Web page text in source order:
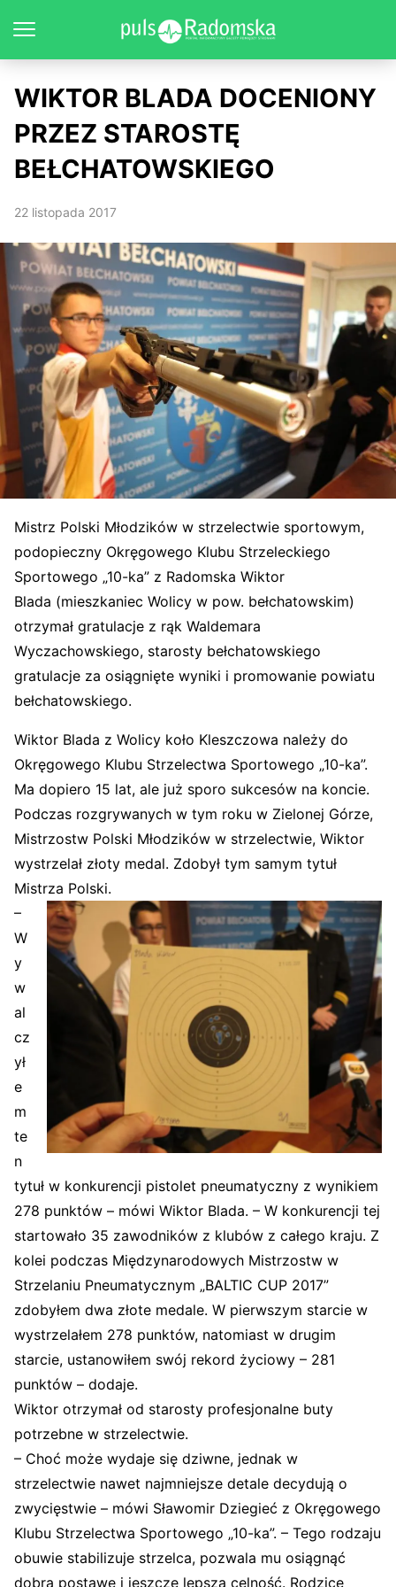
WIKTOR BLADA DOCENIONY
PRZEZ STAROSTĘ
BEŁCHATOWSKIEGO
22 listopada 2017
Mistrz Polski Młodzików w strzelectwie sportowym,
podopieczny Okręgowego Klubu Strzeleckiego
Sportowego „10-ka” z Radomska Wiktor
Blada (mieszkaniec Wolicy w pow. bełchatowskim)
otrzymał gratulacje z rąk Waldemara
Wyczachowskiego, starosty bełchatowskiego
gratulacje za osiągnięte wyniki i promowanie powiatu
bełchatowskiego.
Wiktor Blada z Wolicy koło Kleszczowa należy do
Okręgowego Klubu Strzelectwa Sportowego „10-ka”.
Ma dopiero 15 lat, ale już sporo sukcesów na koncie.
Podczas rozgrywanych w tym roku w Zielonej Górze,
Mistrzostw Polski Młodzików w strzelectwie, Wiktor
wystrzelał złoty medal. Zdobył tym samym tytuł
Mistrza Polski.
–
W
y
w
al
cz
ył
e
m
te
n
tytuł w konkurencji pistolet pneumatyczny z wynikiem
278 punktów – mówi Wiktor Blada. – W konkurencji tej
startowało 35 zawodników z klubów z całego kraju. Z
kolei podczas Międzynarodowych Mistrzostw w
Strzelaniu Pneumatycznym „BALTIC CUP 2017”
zdobyłem dwa złote medale. W pierwszym starcie w
wystrzelałem 278 punktów, natomiast w drugim
starcie, ustanowiłem swój rekord życiowy – 281
punktów – dodaje.
Wiktor otrzymał od starosty profesjonalne buty
potrzebne w strzelectwie.
– Choć może wydaje się dziwne, jednak w
strzelectwie nawet najmniejsze detale decydują o
zwycięstwie – mówi Sławomir Dziegieć z Okręgowego
Klubu Strzelectwa Sportowego „10-ka”. – Tego rodzaju
obuwie stabilizuje strzelca, pozwala mu osiągnąć
dobrą postawę i jeszcze lepszą celność. Rodzice